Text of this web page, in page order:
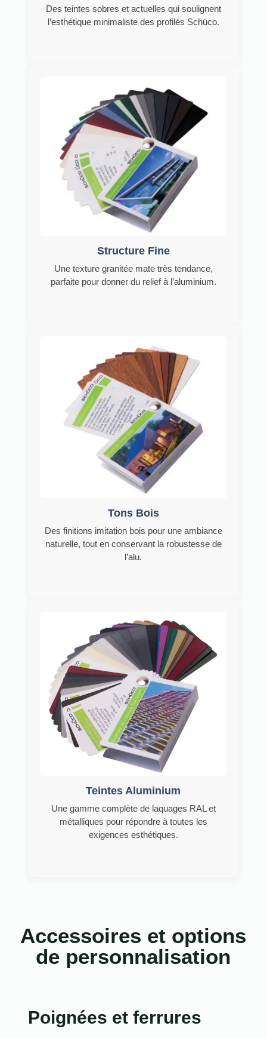
Des teintes sobres et actuelles qui soulignent
l’esthétique minimaliste des profilés Schüco.
Structure Fine
Une texture granitée mate très tendance,
parfaite pour donner du relief à l’aluminium.
Tons Bois
Des finitions imitation bois pour une ambiance
naturelle, tout en conservant la robustesse de
l’alu.
Teintes Aluminium
Une gamme complète de laquages RAL et
métalliques pour répondre à toutes les
exigences esthétiques.
Accessoires et options
de personnalisation
Poignées et ferrures